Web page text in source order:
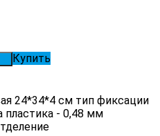
Купить
24*34*4 см тип фиксации
пластика - 0,48 мм